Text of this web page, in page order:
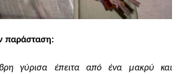
παράσταση:
γύρισα έπειτα από ένα μακρύ και